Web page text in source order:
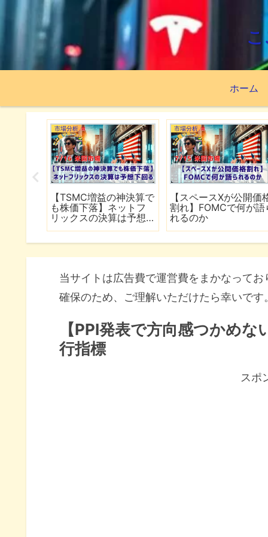
ホーム
市場分析
【TSMC増益の神決算で
も株価下落】ネットフ
リックスの決算は予想
市場分析
【スペースXが公開価
割れ】FOMCで何が語
れるのか
当サイトは広告費で運営費をまかなって
確保のため、ご理解いただけたら幸いです
【PPI発表で方向感つかめ
行指標
スポ